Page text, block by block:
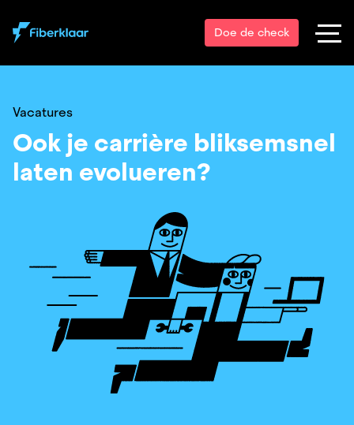
Doe de check
Vacatures
Ook je carrière bliksemsnel
laten evolueren?